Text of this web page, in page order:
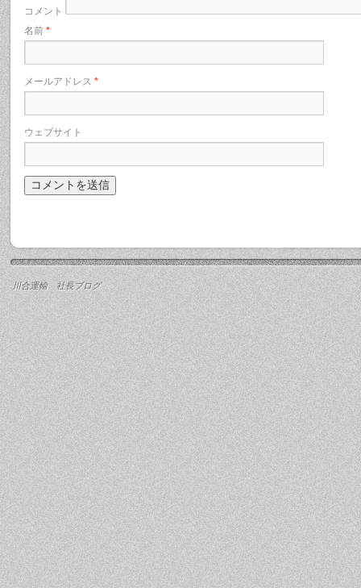
コメント
名前 *
メールアドレス *
ウェブサイト
川合運輸 社長ブログ